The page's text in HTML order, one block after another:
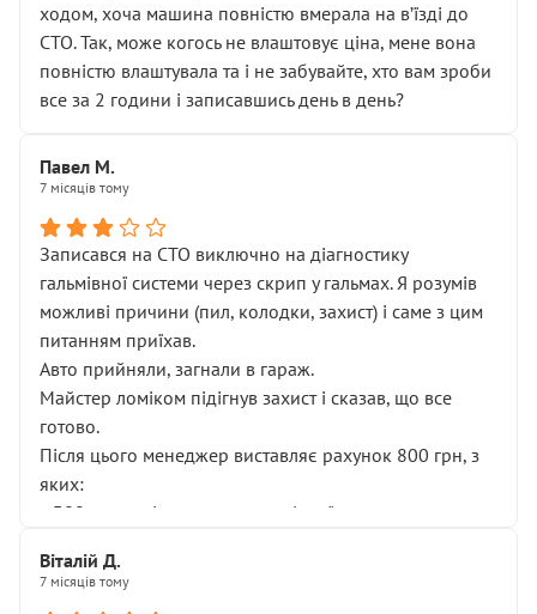
ходом, хоча машина повністю вмерала на вʼїзді до
СТО. Так, може когось не влаштовує ціна, мене вона
повністю влаштувала та і не забувайте, хто вам зроби
все за 2 години і записавшись день в день?
Павел М.
7 місяців тому
Записався на СТО виключно на діагностику
гальмівної системи через скрип у гальмах. Я розумів
можливі причини (пил, колодки, захист) і саме з цим
питанням приїхав.
Авто прийняли, загнали в гараж.
Майстер ломіком підігнув захист і сказав, що все
готово.
Після цього менеджер виставляє рахунок 800 грн, з
яких:
• 300 грн — діагностика гальмівної системи
НЕ погоджував
Віталій Д.
7 місяців тому